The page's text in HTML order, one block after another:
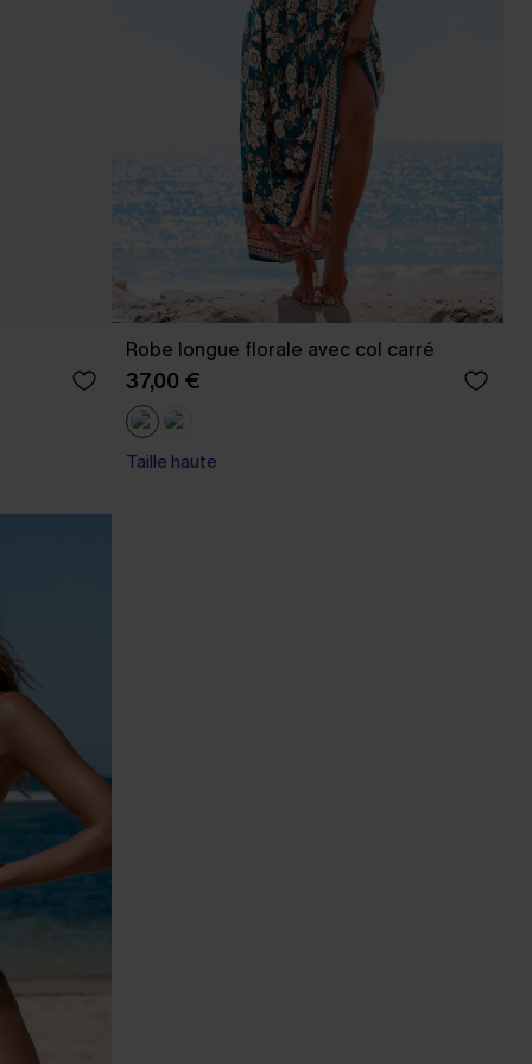
Robe longue florale avec col carré
37,00 €
Taille haute